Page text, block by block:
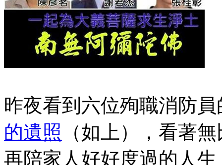
昨夜看到六位殉職消防
的遺照 （如上），看著
再陪家人好好度過的人